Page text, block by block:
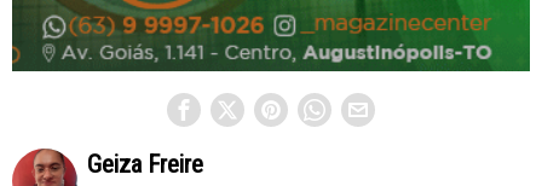
Geiza Freire